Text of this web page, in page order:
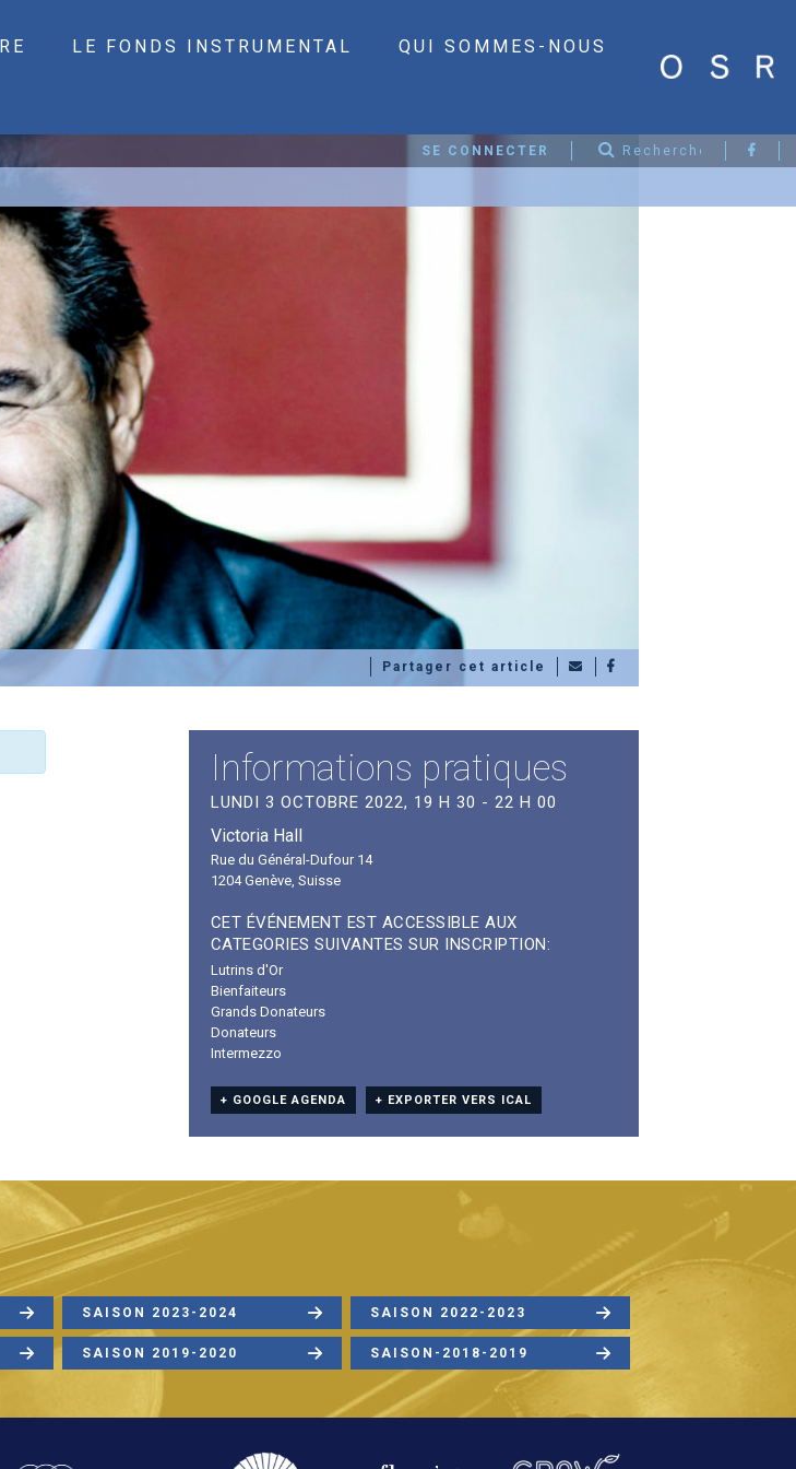
LE FONDS INSTRUMENTAL
QUI SOMMES-NOUS
SE CONNECTER
Partager cet article
Informations pratiques
LUNDI 3 OCTOBRE 2022, 19 H 30 - 22 H 00
Victoria Hall
Rue du Général-Dufour 14
1204 Genève, Suisse
CET ÉVÉNEMENT EST ACCESSIBLE AUX
CATEGORIES SUIVANTES SUR INSCRIPTION:
Lutrins d'Or
Bienfaiteurs
Grands Donateurs
Donateurs
Intermezzo
+ GOOGLE AGENDA + EXPORTER VERS ICAL
SAISON 2023-2024 SAISON 2022-2023
SAISON 2019-2020 SAISON-2018-2019